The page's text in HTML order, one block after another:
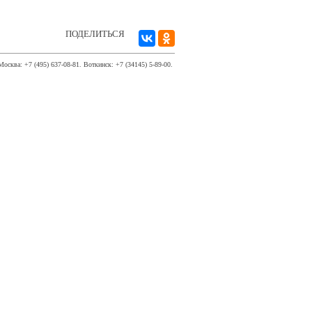
ПОДЕЛИТЬСЯ
+7 (495) 637-08-81. Воткинск: +7 (34145) 5-89-00.